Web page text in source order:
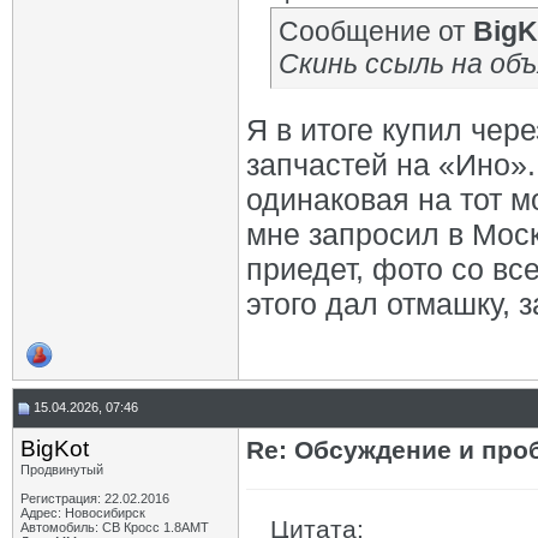
Сообщение от
Скинь ссыль на
Я в итоге купил
запчастей на
одинаковая на тот
мне запросил в
приедет, фото со
этого дал отмашку,
15.04.2026, 07:46
BigKot
Продвинутый
Регистрация: 22.02.2016
Адрес: Новосибирск
Автомобиль: СВ Кросс 1.8АМТ
Re: Обсуждение и
Цитата: